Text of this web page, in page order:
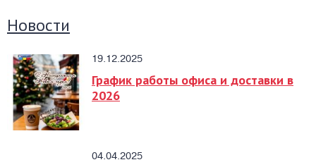
Новости
19.12.2025
График работы офиса и доставки в
2026
04.04.2025